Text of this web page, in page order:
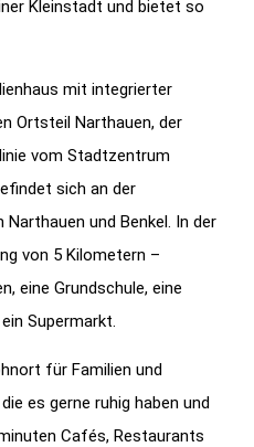
Kleinstadt und bietet so
mit integrierter
Ortsteil Narthauen, der
vom Stadtzentrum
sich an der
und Benkel. In der
von 5 Kilometern –
eine Grundschule, eine
Supermarkt.
für Familien und
es gerne ruhig haben und
Cafés, Restaurants